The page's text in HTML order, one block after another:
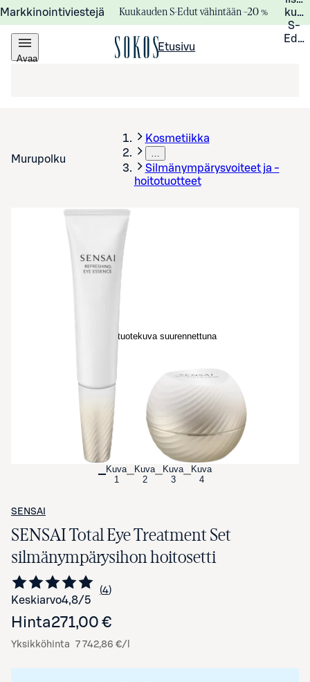
Markkinointiviestejä Kuukauden S-Edut vähintään –20 %
S-
Avaa
Etusivu
Murupolku
Kosmetiikka
…
Silmänympärysvoiteet ja -
hoitotuotteet
Avaa tuotekuva suurennettuna
Kuva
1
Kuva
2
Kuva
3
Kuva
4
SENSAI
SENSAI Total Eye Treatment Set
silmänympärysihon hoitosetti
Keskiarvo4,8/5 Siirry arvioihin
4
kappaletta
Hinta271,00 €
Yksikköhinta 7 742,86 €/l